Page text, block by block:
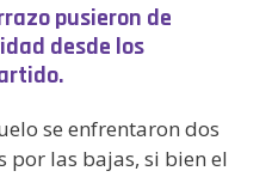
pusieron de
desde los
se enfrentaron dos
las bajas, si bien el